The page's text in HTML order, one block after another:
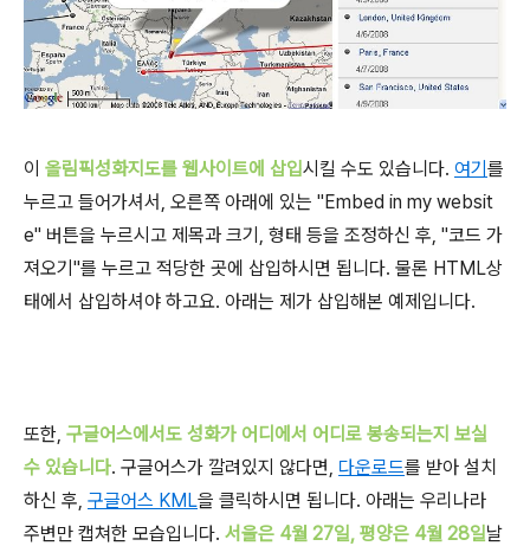
이 올림픽성화지도를 웹사이트에 삽입시킬 수도 있습니다. 여기를
누르고 들어가셔서, 오른쪽 아래에 있는 "Embed in my websit
e" 버튼을 누르시고 제목과 크기, 형태 등을 조정하신 후, "코드 가
져오기"를 누르고 적당한 곳에 삽입하시면 됩니다. 물론 HTML상
태에서 삽입하셔야 하고요. 아래는 제가 삽입해본 예제입니다.
또한, 구글어스에서도 성화가 어디에서 어디로 봉송되는지 보실
수 있습니다. 구글어스가 깔려있지 않다면, 다운로드를 받아 설치
하신 후, 구글어스 KML을 클릭하시면 됩니다. 아래는 우리나라
주변만 캡쳐한 모습입니다. 서울은 4월 27일, 평양은 4월 28일 날